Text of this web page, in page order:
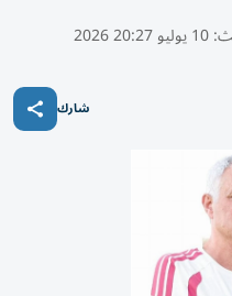
10 يوليو 20:27 2026
شارك